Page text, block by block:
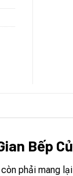
Bếp
phải mang